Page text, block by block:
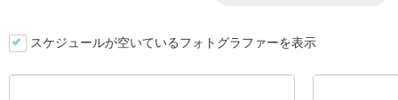
スケジュールが空いているフォトグラファーを表示